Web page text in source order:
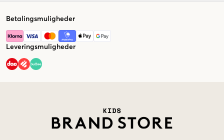
Betalingsmuligheder
Leveringsmuligheder